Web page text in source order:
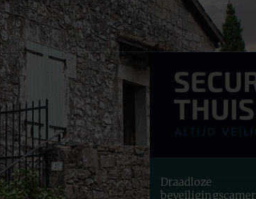
Draadloze